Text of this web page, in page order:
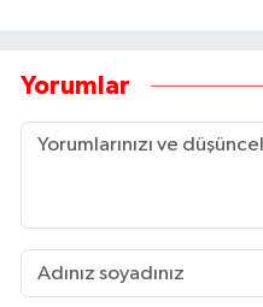
Yorumlar